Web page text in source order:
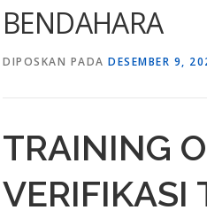
BENDAHARA
DIPOSKAN PADA DESEMBER 9,
TRAINING
VERIFIKASI